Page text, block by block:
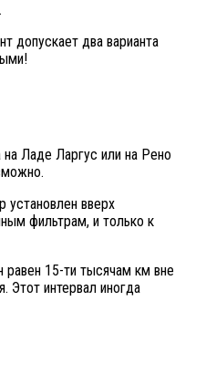
допускает два варианта
Ладе Ларгус или на Рено
установлен вверх
фильтрам, и только к
равен 15-ти тысячам км вне
Этот интервал иногда